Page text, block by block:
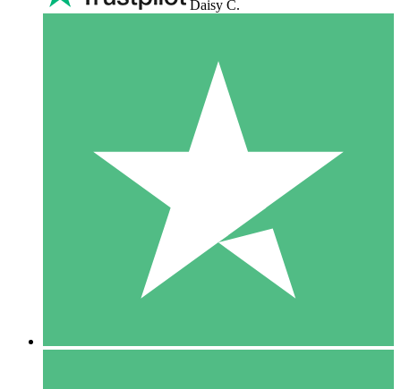
Daisy C.